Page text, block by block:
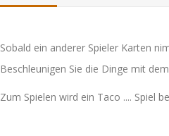
Sobald ein anderer Spieler Karten
Beschleunigen Sie die Dinge mit
Zum Spielen wird ein Taco .... Spiel